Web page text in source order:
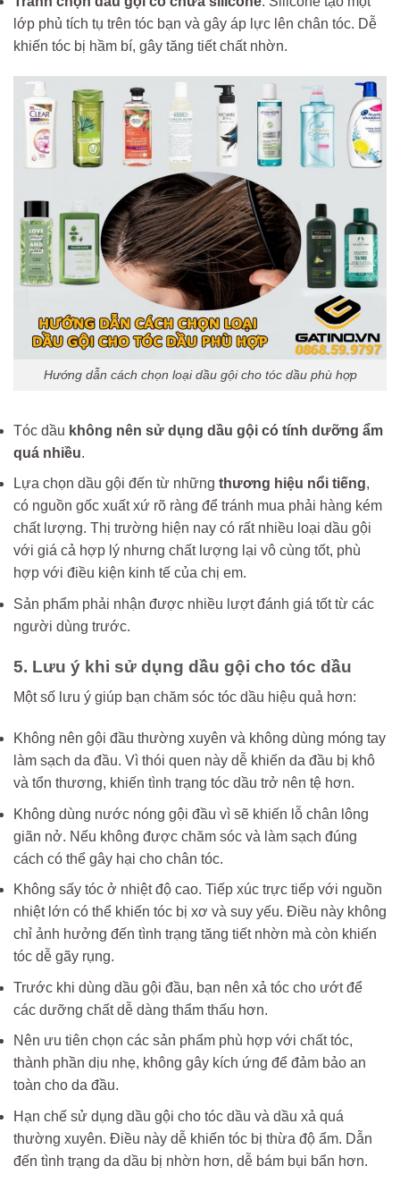
lớp phủ tích tụ trên tóc bạn và gây áp lực lên chân tóc. Dễ
khiến tóc bị hầm bí, gây tăng tiết chất nhờn.
Hướng dẫn cách chọn loại dầu gội cho tóc dầu phù hợp
Tóc dầu không nên sử dụng dầu gội có tính dưỡng ẩm
quá nhiều.
Lựa chọn dầu gội đến từ những thương hiệu nổi tiếng,
có nguồn gốc xuất xứ rõ ràng để tránh mua phải hàng kém
chất lượng. Thị trường hiện nay có rất nhiều loại dầu gội
với giá cả hợp lý nhưng chất lượng lại vô cùng tốt, phù
hợp với điều kiện kinh tế của chị em.
Sản phẩm phải nhận được nhiều lượt đánh giá tốt từ các
người dùng trước.
5. Lưu ý khi sử dụng dầu gội cho tóc dầu
Một số lưu ý giúp bạn chăm sóc tóc dầu hiệu quả hơn:
Không nên gội đầu thường xuyên và không dùng móng tay
làm sạch da đầu. Vì thói quen này dễ khiến da đầu bị khô
và tổn thương, khiến tình trạng tóc dầu trở nên tệ hơn.
Không dùng nước nóng gội đầu vì sẽ khiến lỗ chân lông
giãn nở. Nếu không được chăm sóc và làm sạch đúng
cách có thể gây hại cho chân tóc.
Không sấy tóc ở nhiệt độ cao. Tiếp xúc trực tiếp với nguồn
nhiệt lớn có thể khiến tóc bị xơ và suy yếu. Điều này không
chỉ ảnh hưởng đến tình trạng tăng tiết nhờn mà còn khiến
tóc dễ gãy rụng.
Trước khi dùng dầu gội đầu, bạn nên xả tóc cho ướt để
các dưỡng chất dễ dàng thẩm thấu hơn.
Nên ưu tiên chọn các sản phẩm phù hợp với chất tóc,
thành phần dịu nhẹ, không gây kích ứng để đảm bảo an
toàn cho da đầu.
Hạn chế sử dụng dầu gội cho tóc dầu và dầu xả quá
thường xuyên. Điều này dễ khiến tóc bị thừa độ ẩm. Dẫn
đến tình trạng da dầu bị nhờn hơn, dễ bám bụi bẩn hơn.